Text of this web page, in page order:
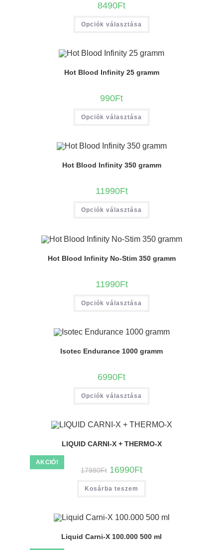
8490Ft
Opciók választása
Hot Blood Infinity 25 gramm
990Ft
Opciók választása
Hot Blood Infinity 350 gramm
11990Ft
Opciók választása
Hot Blood Infinity No-Stim 350 gramm
11990Ft
Opciók választása
Isotec Endurance 1000 gramm
6990Ft
Opciók választása
AKCIÓ!
LIQUID CARNI-X + THERMO-X
17980Ft 16990Ft
Kosárba teszem
Liquid Carni-X 100.000 500 ml